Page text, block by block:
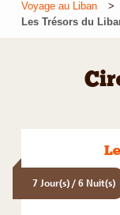
Voyage au Liban
Les Trésors du
7 Jour(s) / 6 Nuit(s)